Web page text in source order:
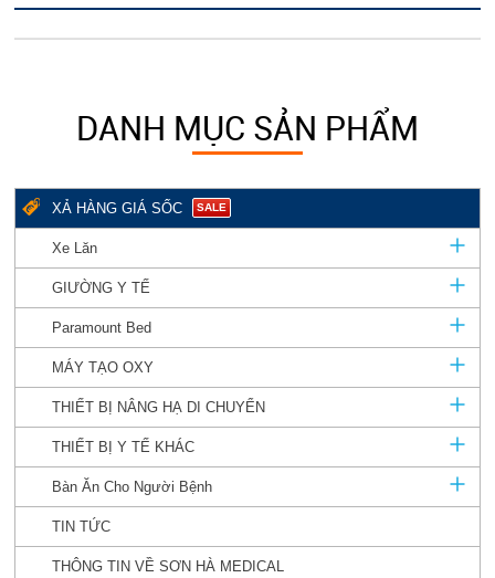
DANH MỤC SẢN PHẨM
XẢ HÀNG GIÁ SỐC SALE
Xe Lăn
GIƯỜNG Y TẾ
Paramount Bed
MÁY TẠO OXY
THIẾT BỊ NÂNG HẠ DI CHUYỂN
THIẾT BỊ Y TẾ KHÁC
Bàn Ăn Cho Người Bệnh
TIN TỨC
THÔNG TIN VỀ SƠN HÀ MEDICAL